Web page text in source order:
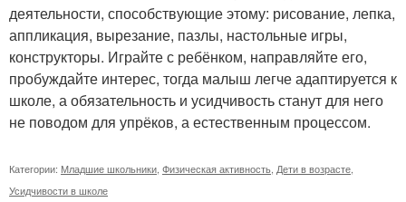
деятельности, способствующие этому: рисование, лепка,
аппликация, вырезание, пазлы, настольные игры,
конструкторы. Играйте с ребёнком, направляйте его,
пробуждайте интерес, тогда малыш легче адаптируется к
школе, а обязательность и усидчивость станут для него
не поводом для упрёков, а естественным процессом.
Категории: Младшие школьники Физическая активность Дети в возрасте
Усидчивости в школе